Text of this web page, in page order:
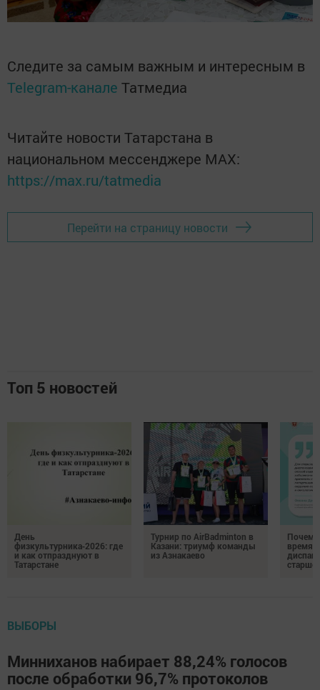
Следите за самым важным и интересным в
Telegram-канале Татмедиа
Читайте новости Татарстана в
национальном мессенджере MАХ:
https://max.ru/tatmedia
Перейти на страницу новости
Топ 5 новостей
День
физкультурника‑2026: где
и как отпразднуют в
Татарстане
Турнир по AirBadminton в
Казани: триумф команды
из Азнакаево
время
ВЫБОРЫ
Минниханов набирает 88,24% голосов
после обработки 96,7% протоколов